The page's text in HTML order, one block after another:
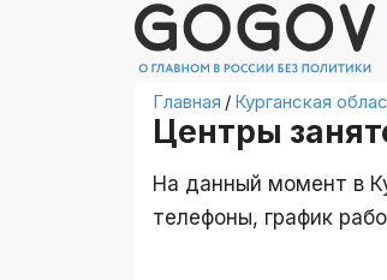
Главная / Курганская
Центры
На данный момент в
телефоны, график